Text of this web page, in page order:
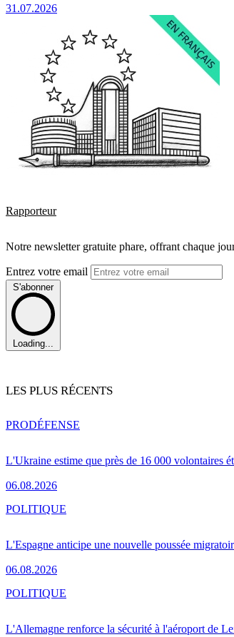
31.07.2026
Rapporteur
Notre newsletter gratuite phare, offrant chaque
Entrez votre email
S'abonner
Loading...
LES PLUS RÉCENTS
L'Ukraine estime que près de 16 000 volontaires
06.08.2026
PRODÉFENSE
L'Espagne anticipe une nouvelle poussée
06.08.2026
POLITIQUE
L'Allemagne renforce la sécurité à l'aéroport de
POLITIQUE